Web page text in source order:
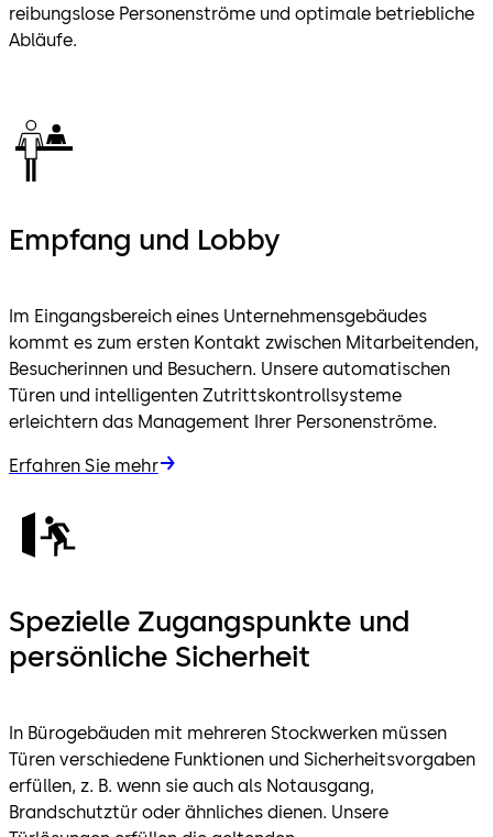
reibungslose Personenströme und optimale betriebliche
Abläufe.
Empfang und Lobby
Im Eingangsbereich eines Unternehmensgebäudes
kommt es zum ersten Kontakt zwischen Mitarbeitenden,
Besucherinnen und Besuchern. Unsere automatischen
Türen und intelligenten Zutrittskontrollsysteme
erleichtern das Management Ihrer Personenströme.
Erfahren Sie mehr
Spezielle Zugangspunkte und
persönliche Sicherheit
In Bürogebäuden mit mehreren Stockwerken müssen
Türen verschiedene Funktionen und Sicherheitsvorgaben
erfüllen, z. B. wenn sie auch als Notausgang,
Brandschutztür oder ähnliches dienen. Unsere